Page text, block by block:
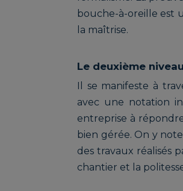
bouche-à-oreille est
la maîtrise.
Le deuxième
Il se manifeste à
avec une notation
entreprise à
bien gérée. On y
des travaux réalisés
chantier et la